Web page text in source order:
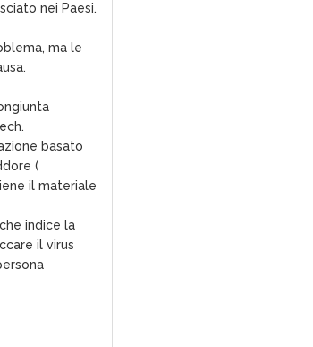
nei Paesi.
ma le
basato
(
il materiale
indice la
il virus